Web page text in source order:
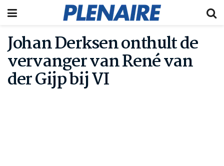
Johan Derksen onthult de
vervanger van René van
der Gijp bij VI